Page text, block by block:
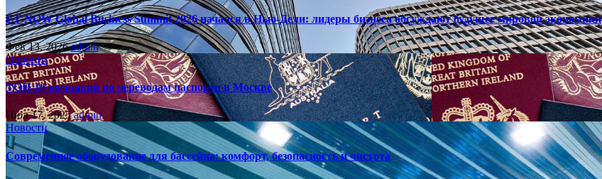
ET NOW Global Business Summit 2026 начался в Нью‑Дели: лидеры бизнеса обсуждают будущее мировой экономики
Фев 13, 2026admin
Новости
ТОП-10 компаний по переводам паспорта в Москве
Июл 17, 2025admin
Новости
Современное оборудование для бассейна: комфорт, безопасность и чистота